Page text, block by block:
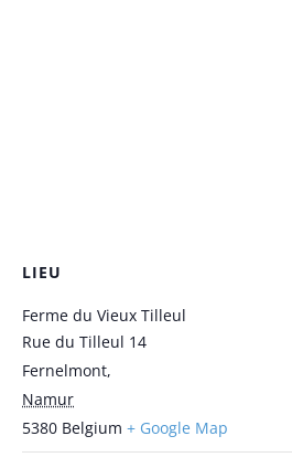
LIEU
Ferme du Vieux Tilleul
Rue du Tilleul 14
Fernelmont,
Namur
5380 Belgium + Google Map